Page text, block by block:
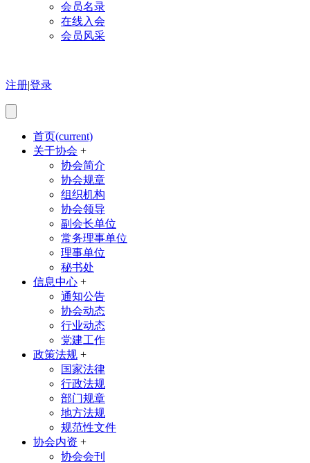
会员名录
在线入会
会员风采
注册|登录
首页(current)
关于协会 +
协会简介
协会规章
组织机构
协会领导
副会长单位
常务理事单位
理事单位
秘书处
信息中心 +
通知公告
协会动态
行业动态
党建工作
政策法规 +
国家法律
行政法规
部门规章
地方法规
规范性文件
协会内资 +
协会会刊